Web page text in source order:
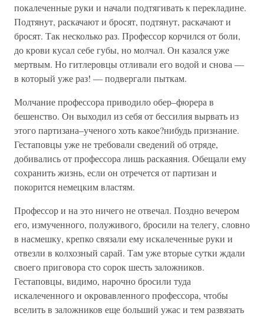
покалеченные руки и начали подтягивать к перекладине.
Подтянут, раскачают и бросят, подтянут, раскачают и
бросят. Так несколько раз. Профессор корчился от боли,
до крови кусал себе губы, но молчал. Он казался уже
мертвым. Но гитлеровцы отливали его водой и снова —
в который уже раз! — подвергали пыткам.
Молчание профессора приводило обер–фюрера в
бешенство. Он выходил из себя от бессилия вырвать из
этого партизана–ученого хоть какое?нибудь признание.
Гестаповцы уже не требовали сведений об отряде,
добивались от профессора лишь раскаяния. Обещали ему
сохранить жизнь, если он отречется от партизан и
покорится немецким властям.
Профессор и на это ничего не отвечал. Поздно вечером
его, измученного, полуживого, бросили на телегу, словно
в насмешку, крепко связали ему искалеченные руки и
отвезли в колхозный сарай. Там уже вторые сутки ждали
своего приговора сто сорок шесть заложников.
Гестаповцы, видимо, нарочно бросили туда
искалеченного и окровавленного профессора, чтобы
вселить в заложников еще больший ужас и тем развязать